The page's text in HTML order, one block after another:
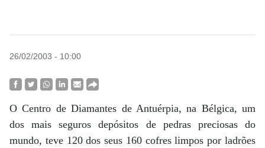
26/02/2003 - 10:00
O Centro de Diamantes de Antuérpia, na Bélgica, um
dos mais seguros depósitos de pedras preciosas do
mundo, teve 120 dos seus 160 cofres limpos por ladrões